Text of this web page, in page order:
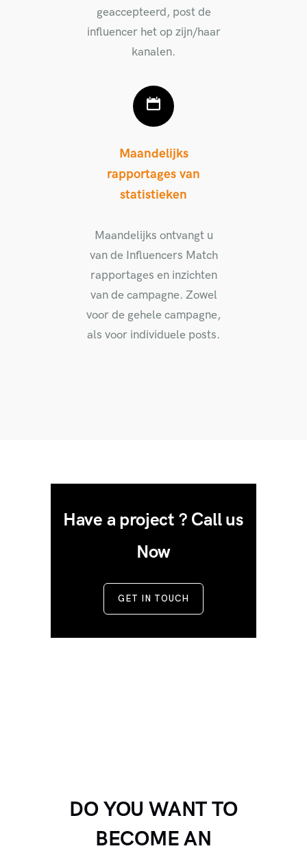
geaccepteerd, post de
influencer het op zijn/haar
kanalen.
Maandelijks
rapportages van
statistieken
Maandelijks ontvangt u
van de Influencers Match
rapportages en inzichten
van de campagne. Zowel
voor de gehele campagne,
als voor individuele posts.
Have a project ? Call us
Now
GET IN TOUCH
DO YOU WANT TO
BECOME AN